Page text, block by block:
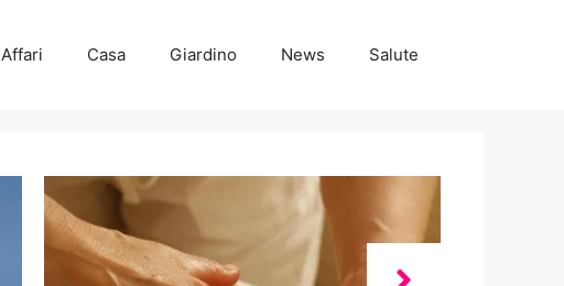
Affari Casa Giardino News Salute